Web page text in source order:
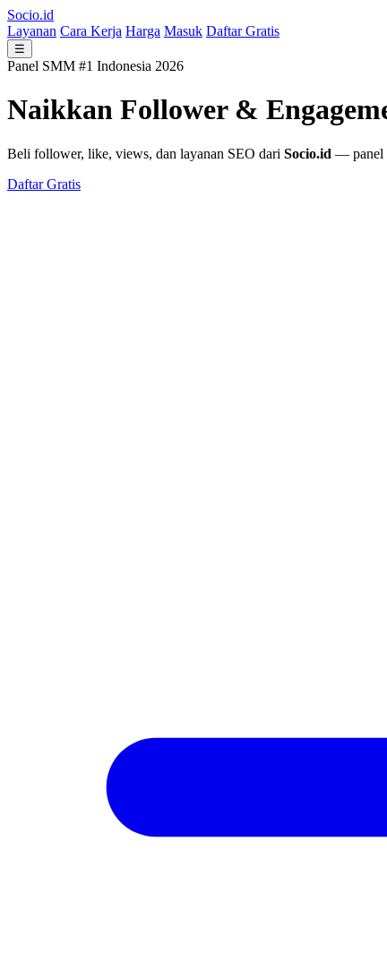
Socio.id
Layanan Cara Kerja Harga Masuk Daftar Gratis
☰
Panel SMM #1 Indonesia 2026
Naikkan Follower &
Beli follower, like, views, dan layanan SEO dari Socio.id — panel
Daftar Gratis